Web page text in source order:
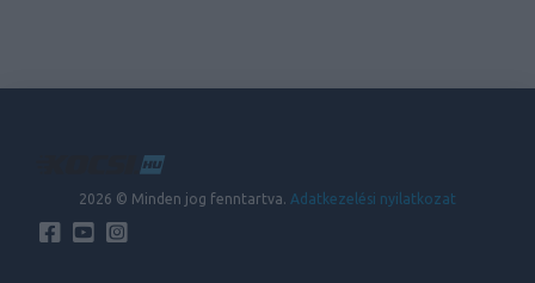
2026 © Minden jog fenntartva. Adatkezelési nyilatkozat